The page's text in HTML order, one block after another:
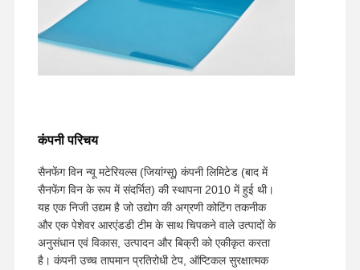
कंपनी परिचय
सैनफेंग विन न्यू मटेरियल्स (जियांग्सू) कंपनी लिमिटेड (बाद में
सैनफेंग विन के रूप में संदर्भित) की स्थापना 2010 में हुई थी।
यह एक निजी उद्यम है जो उद्योग की अग्रणी कोटिंग तकनीक
और एक पेशेवर आरएंडडी टीम के साथ चिपकने वाले उत्पादों के
अनुसंधान एवं विकास, उत्पादन और बिक्री को एकीकृत करता
है। कंपनी उच्च तापमान प्रतिरोधी टेप, ऑप्टिकल सुरक्षात्मक